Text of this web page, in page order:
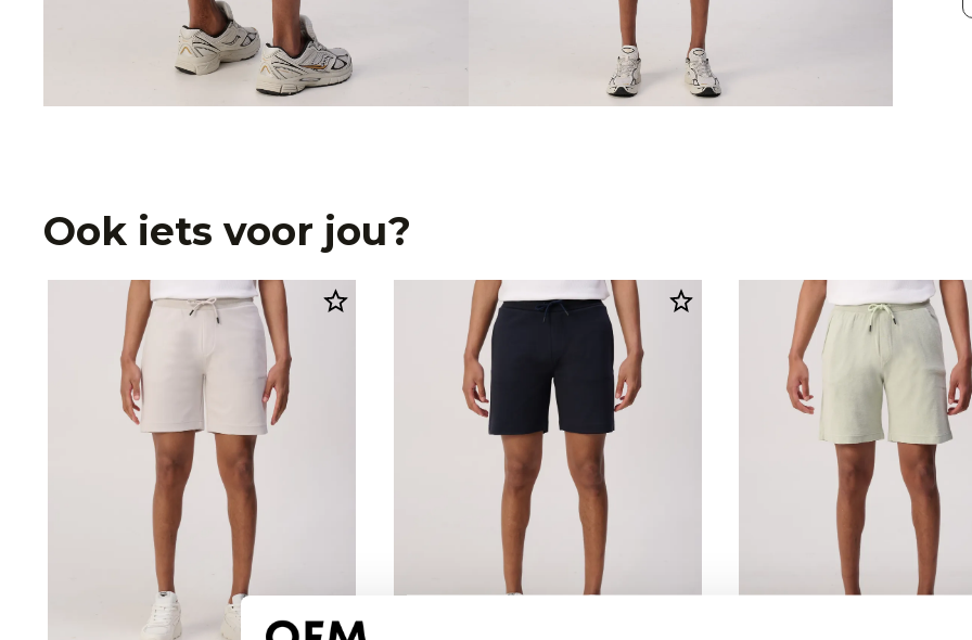
Ook iets voor jou?